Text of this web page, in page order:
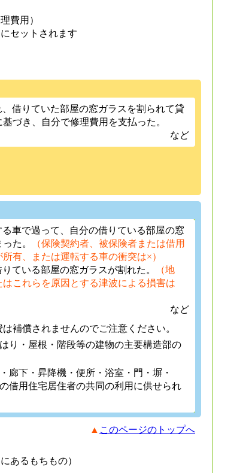
費用）
セットされます
、借りていた部屋の窓ガラスを割られて貸
づき、自分で修理費用を支払った。
など
る車で過って、自分の借りている部屋の窓
た。
（保険契約者、被保険者または借用
有、または運転する車の衝突は×）
ている部屋の窓ガラスが割れた。
（地
はこれらを原因とする津波による損害は
など
補償されませんのでご注意ください。
り・屋根・階段等の建物の主要構造部の
廊下・昇降機・便所・浴室・門・塀・
借用住宅居住者の共同の利用に供せられ
▲ このページのトップへ
あるもちもの）